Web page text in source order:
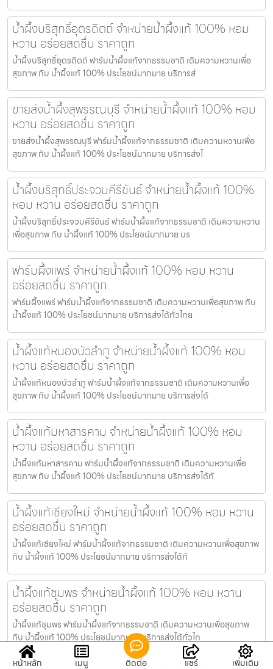
น้ำผึ้งบริสุทธิ์อุตรดิตถ์ จำหน่ายน้ำผึ้งแท้ 100% หอม
หวาน อร่อยสดชื่น ราคาถูก
น้ำผึ้งบริสุทธิ์อุตรดิตถ์ ฟาร์มน้ำผึ้งแท้จากธรรมชาติ เติมความหวานเพื่อ
สุขภาพ กับ น้ำผึ้งแท้ 100% ประโยชน์มากมาย บริการส่
ขายส่งน้ำผึ้งสุพรรณบุรี จำหน่ายน้ำผึ้งแท้ 100% หอม
หวาน อร่อยสดชื่น ราคาถูก
ขายส่งน้ำผึ้งสุพรรณบุรี ฟาร์มน้ำผึ้งแท้จากธรรมชาติ เติมความหวานเพื่อ
สุขภาพ กับ น้ำผึ้งแท้ 100% ประโยชน์มากมาย บริการส่งไ
น้ำผึ้งบริสุทธิ์ประจวบคีรีขันธ์ จำหน่ายน้ำผึ้งแท้ 100%
หอม หวาน อร่อยสดชื่น ราคาถูก
น้ำผึ้งบริสุทธิ์ประจวบคีรีขันธ์ ฟาร์มน้ำผึ้งแท้จากธรรมชาติ เติมความหวาน
เพื่อสุขภาพ กับ น้ำผึ้งแท้ 100% ประโยชน์มากมาย บร
ฟาร์มผึ้งแพร่ จำหน่ายน้ำผึ้งแท้ 100% หอม หวาน
อร่อยสดชื่น ราคาถูก
ฟาร์มผึ้งแพร่ ฟาร์มน้ำผึ้งแท้จากธรรมชาติ เติมความหวานเพื่อสุขภาพ กับ
น้ำผึ้งแท้ 100% ประโยชน์มากมาย บริการส่งได้ทั่วไทย
น้ำผึ้งแท้หนองบัวลำภู จำหน่ายน้ำผึ้งแท้ 100% หอม
หวาน อร่อยสดชื่น ราคาถูก
น้ำผึ้งแท้หนองบัวลำภู ฟาร์มน้ำผึ้งแท้จากธรรมชาติ เติมความหวานเพื่อ
สุขภาพ กับ น้ำผึ้งแท้ 100% ประโยชน์มากมาย บริการส่งได้
น้ำผึ้งแท้มหาสารคาม จำหน่ายน้ำผึ้งแท้ 100% หอม
หวาน อร่อยสดชื่น ราคาถูก
น้ำผึ้งแท้มหาสารคาม ฟาร์มน้ำผึ้งแท้จากธรรมชาติ เติมความหวานเพื่อ
สุขภาพ กับ น้ำผึ้งแท้ 100% ประโยชน์มากมาย บริการส่งได้ทั
น้ำผึ้งแท้เชียงใหม่ จำหน่ายน้ำผึ้งแท้ 100% หอม หวาน
อร่อยสดชื่น ราคาถูก
น้ำผึ้งแท้เชียงใหม่ ฟาร์มน้ำผึ้งแท้จากธรรมชาติ เติมความหวานเพื่อสุขภาพ
กับ น้ำผึ้งแท้ 100% ประโยชน์มากมาย บริการส่งได้ทั
น้ำผึ้งแท้ชุมพร จำหน่ายน้ำผึ้งแท้ 100% หอม หวาน
อร่อยสดชื่น ราคาถูก
น้ำผึ้งแท้ชุมพร ฟาร์มน้ำผึ้งแท้จากธรรมชาติ เติมความหวานเพื่อสุขภาพ
กับ น้ำผึ้งแท้ 100% ประโยชน์มากมาย บริการส่งได้ทั่วไท
หน้าหลัก เมนู ติดต่อ แชร์ เพิ่มเติม